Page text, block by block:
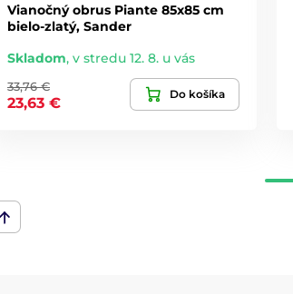
Vianočný obrus Piante 85x85 cm
bielo-zlatý, Sander
Skladom, v stredu 12. 8. u vás
33,76 €
23,63 €
Do košíka